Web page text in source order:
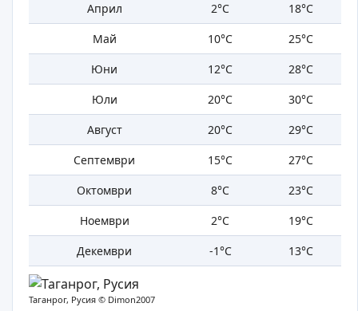
Април
2°C
18°C
Май
10°C
25°C
Юни
12°C
28°C
Юли
20°C
30°C
Август
20°C
29°C
Септември
15°C
27°C
Октомври
8°C
23°C
Ноември
2°C
19°C
Декември
-1°C 13°C
Таганрог, Русия © Dimon2007